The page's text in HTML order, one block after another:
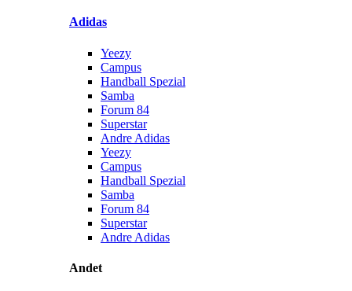
Adidas
Yeezy
Campus
Handball Spezial
Samba
Forum 84
Superstar
Andre Adidas
Yeezy
Campus
Handball Spezial
Samba
Forum 84
Superstar
Andre Adidas
Andet